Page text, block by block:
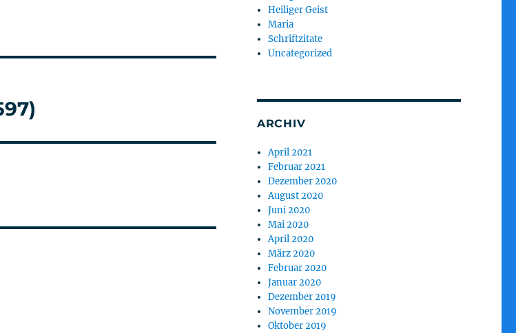
Heiliger Geist
Maria
Schriftzitate
Uncategorized
ARCHIV
April 2021
Februar 2021
Dezember 2020
August 2020
Juni 2020
Mai 2020
April 2020
März 2020
Februar 2020
Januar 2020
Dezember 2019
November 2019
Oktober 2019